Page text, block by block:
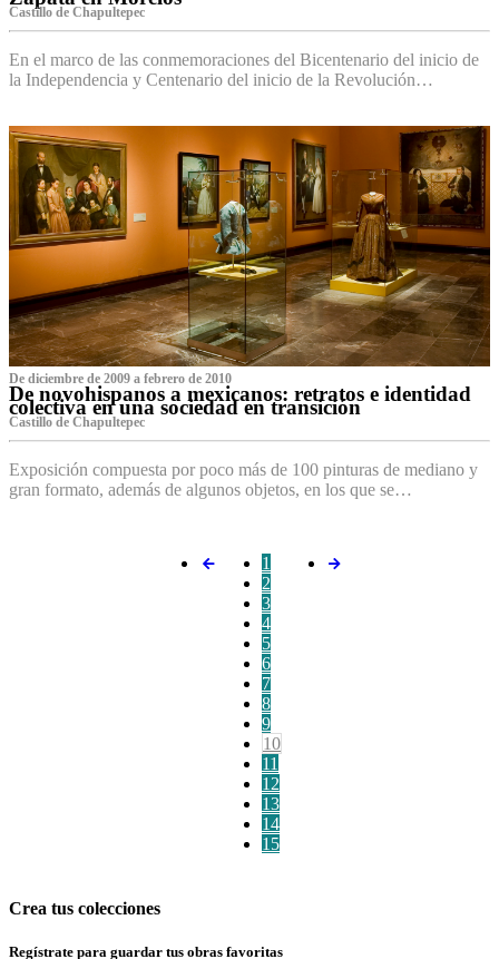
Castillo de Chapultepec
En el marco de las conmemoraciones del Bicentenario del inicio de
la Independencia y Centenario del inicio de la Revolución…
De diciembre de 2009 a febrero de 2010
De novohispanos a mexicanos: retratos e identidad
colectiva en una sociedad en transición
Castillo de Chapultepec
Exposición compuesta por poco más de 100 pinturas de mediano y
gran formato, además de algunos objetos, en los que se…
1
2
3
4
5
6
7
8
9
10
11
12
13
14
15
Crea tus colecciones
Regístrate para guardar tus obras favoritas